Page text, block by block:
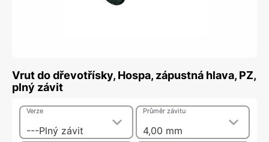
Vrut do dřevotřísky, Hospa, zápustná hlava, PZ,
plný závit
---Plný závit
Verze
4,00 mm
Průměr závitu